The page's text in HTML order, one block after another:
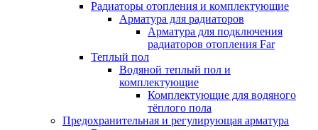
Радиаторы отопления и комплектующие
Арматура для радиаторов
Арматура для подключения
радиаторов отопления Far
Теплый пол
Водяной теплый пол и
комплектующие
Комплектующие для водяного
тёплого пола
Предохранительная и регулирующая арматура